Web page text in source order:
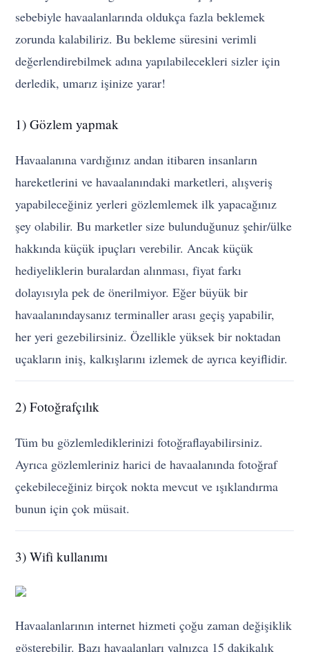
sebebiyle havaalanlarında oldukça fazla beklemek
zorunda kalabiliriz. Bu bekleme süresini verimli
değerlendirebilmek adına yapılabilecekleri sizler için
derledik, umarız işinize yarar!
1) Gözlem yapmak
Havaalanına vardığınız andan itibaren insanların
hareketlerini ve havaalanındaki marketleri, alışveriş
yapabileceğiniz yerleri gözlemlemek ilk yapacağınız
şey olabilir. Bu marketler size bulunduğunuz şehir/ülke
hakkında küçük ipuçları verebilir. Ancak küçük
hediyeliklerin buralardan alınması, fiyat farkı
dolayısıyla pek de önerilmiyor. Eğer büyük bir
havaalanındaysanız terminaller arası geçiş yapabilir,
her yeri gezebilirsiniz. Özellikle yüksek bir noktadan
uçakların iniş, kalkışlarını izlemek de ayrıca keyiflidir.
2) Fotoğrafçılık
Tüm bu gözlemlediklerinizi fotoğraflayabilirsiniz.
Ayrıca gözlemleriniz harici de havaalanında fotoğraf
çekebileceğiniz birçok nokta mevcut ve ışıklandırma
bunun için çok müsait.
3) Wifi kullanımı
Havaalanlarının internet hizmeti çoğu zaman değişiklik
gösterebilir. Bazı havaalanları yalnızca 15 dakikalık